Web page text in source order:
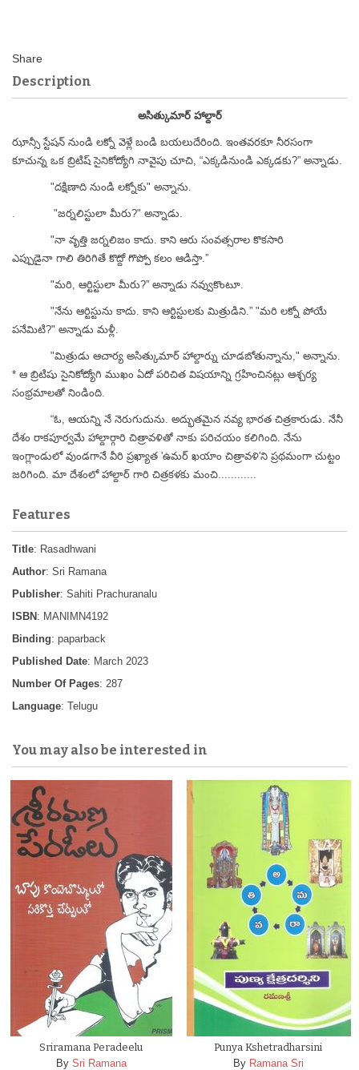
Description
అసిత్కుమార్ హాల్దార్
ఝాన్సీ స్టేషన్ నుండి లక్నో వెళ్లే బండి బయలుదేరింది. ఇంతవరకూ నీరసంగా
కూచున్న ఒక బ్రిటిష్ సైనికోద్యోగి నావైపు చూచి, “ఎక్కడినుండి ఎక్కడకు?” అన్నాడు.
"దక్షిణాది నుండి లక్నోకు" అన్నాను.
. "జర్నలిస్టులా మీరు?" అన్నాడు.
"నా వృత్తి జర్నలిజం కాదు. కాని ఆరు సంవత్సరాల కొకసారి
ఎప్పుడైనా గాలి తిరిగితే కొద్దో గొప్పో కలం ఆడిస్తా.”
"మరి, ఆర్టిస్టులా మీరు?” అన్నాడు నవ్వుకొంటూ.
"నేను ఆర్టిస్టును కాదు. కాని ఆర్టిస్టులకు మిత్రుడిని.” "మరి లక్నో పోయే
పనేమిటి?" అన్నాడు మళ్లీ.
"మిత్రుడు ఆచార్య అసిత్కుమార్ హాల్దార్ను చూడబోతున్నాను," అన్నాను.
* ఆ బ్రిటిషు సైనికోద్యోగి ముఖం ఏదో పరిచిత విషయాన్ని గ్రహించినట్లు ఆశ్చర్య
సంభ్రమాలతో నిండింది.
“ఓ, ఆయన్ని నే నెరుగుదును. అద్భుతమైన నవ్య భారత చిత్రకారుడు. నేనీ
దేశం రాకపూర్వమే హాల్దార్గారి చిత్రావళితో నాకు పరిచయం కలిగింది. నేను
ఇంగ్లాండులో వుండగానే వీరి ప్రఖ్యాత 'ఉమర్ ఖయాం చిత్రావళి'ని ప్రథమంగా చుట్టం
జరిగింది. మా దేశంలో హాల్దార్ గారి చిత్రకళకు మంచి............
Features
Title: Rasadhwani
Author: Sri Ramana
Publisher: Sahiti Prachuranalu
ISBN : MANIMN4192
Binding: paparback
Published Date: March 2023
Number Of Pages: 287
Language: Telugu
You may also be interested in
Sriramana Peradeelu
By Sri Ramana
Punya Kshetradharsini
By Ramana Sri